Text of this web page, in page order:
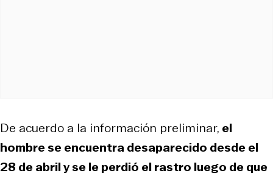
De acuerdo a la información preliminar, el
hombre se encuentra desaparecido desde el
28 de abril y se le perdió el rastro luego de que